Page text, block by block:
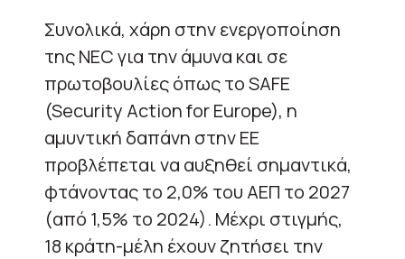
Συνολικά, χάρη στην ενεργοποίηση
της NEC για την άμυνα και σε
πρωτοβουλίες όπως το SAFE
(Security Action for Europe), η
αμυντική δαπάνη στην ΕΕ
προβλέπεται να αυξηθεί σημαντικά,
φτάνοντας το 2,0% του ΑΕΠ το 2027
(από 1,5% το 2024). Μέχρι στιγμής,
18 κράτη-μέλη έχουν ζητήσει την